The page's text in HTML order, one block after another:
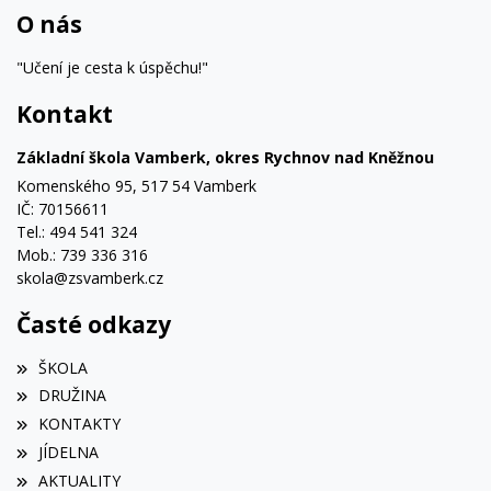
O nás
"Učení je cesta k úspěchu!"
Kontakt
Základní škola Vamberk, okres Rychnov nad Kněžnou
Komenského 95, 517 54 Vamberk
IČ: 70156611
Tel.: 494 541 324
Mob.: 739 336 316
skola@zsvamberk.cz
Časté odkazy
ŠKOLA
DRUŽINA
KONTAKTY
JÍDELNA
AKTUALITY